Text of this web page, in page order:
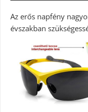
Az erős napfény
évszakban